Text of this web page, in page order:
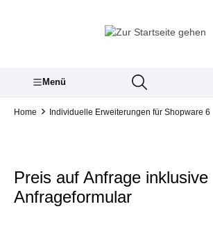
Menü
Home Individuelle Erweiterungen für Shopware 6
Preis auf Anfrage inklusive
Anfrageformular